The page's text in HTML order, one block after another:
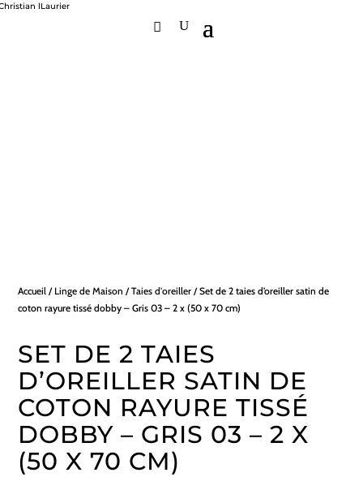
Accueil / Linge de Maison /Taies d'oreiller / Set de 2 taies d’oreiller satin de
coton rayure tissé dobby – Gris 03 – 2 x (50 x 70 cm)
SET DE 2 TAIES
D’OREILLER SATIN DE
COTON RAYURE TISSÉ
DOBBY – GRIS 03 – 2 X
(50 X 70 CM)